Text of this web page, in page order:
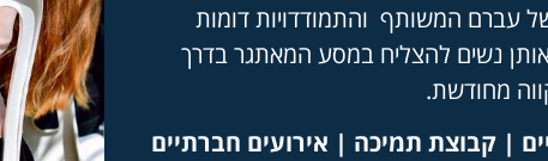
עברם המשותף והתמודדויות דומות
נשים להצליח במסע המאתגר בדרך
מחודשת.
| קבוצת תמיכה | אירועים חברתיים